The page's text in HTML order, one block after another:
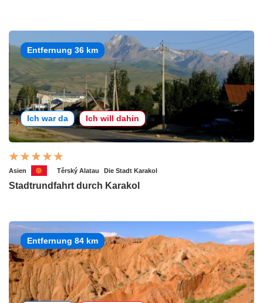
Entfernung 36 km
Ich war da Ich will dahin
Asien Těrský Alatau Die Stadt Karakol
Stadtrundfahrt durch Karakol
Entfernung 84 km